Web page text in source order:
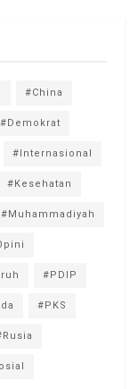
#China
#Demokrat
#Internasional
#Kesehatan
#Muhammadiyah
#PDIP
#PKS